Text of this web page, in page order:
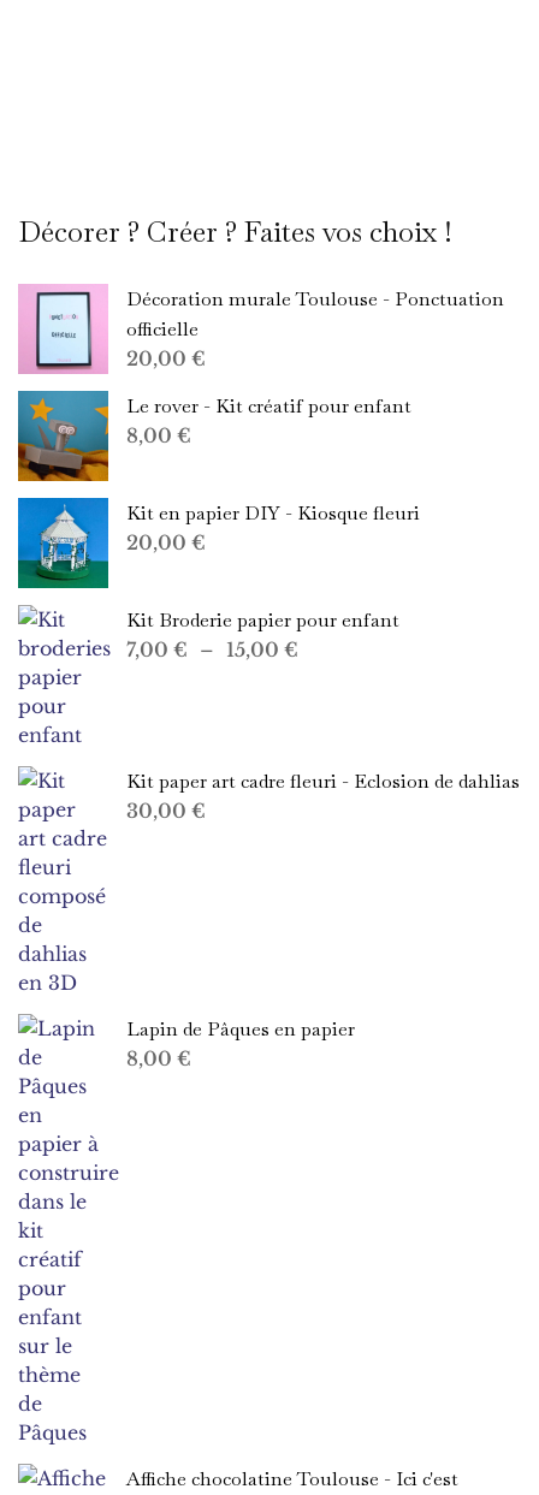
Décorer ? Créer ? Faites vos choix !
Décoration murale Toulouse - Ponctuation
officielle
20,00 €
Le rover - Kit créatif pour enfant
8,00 €
Kit en papier DIY - Kiosque fleuri
20,00 €
Kit Broderie papier pour enfant
7,00 € – 15,00 €
15,00 €
Kit paper art cadre fleuri - Eclosion de dahlias
30,00 €
Lapin de Pâques en papier
8,00 €
Affiche chocolatine Toulouse - Ici c'est